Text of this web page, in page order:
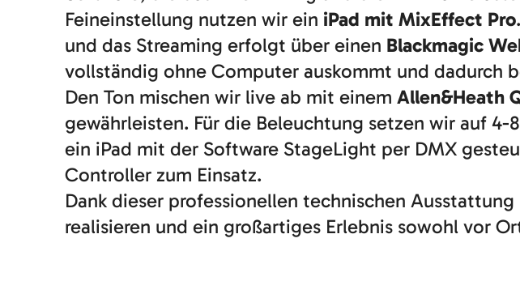
Feineinstellung nutzen wir ein iPad mit MixEffect Pro
und das Streaming erfolgt über einen Blackmagic
vollständig ohne Computer auskommt und dadurch
Den Ton mischen wir live ab mit einem Allen&Heath
gewährleisten. Für die Beleuchtung setzen wir auf
ein iPad mit der Software StageLight per DMX
Controller zum Einsatz.
Dank dieser professionellen technischen
realisieren und ein großartiges Erlebnis sowohl vor